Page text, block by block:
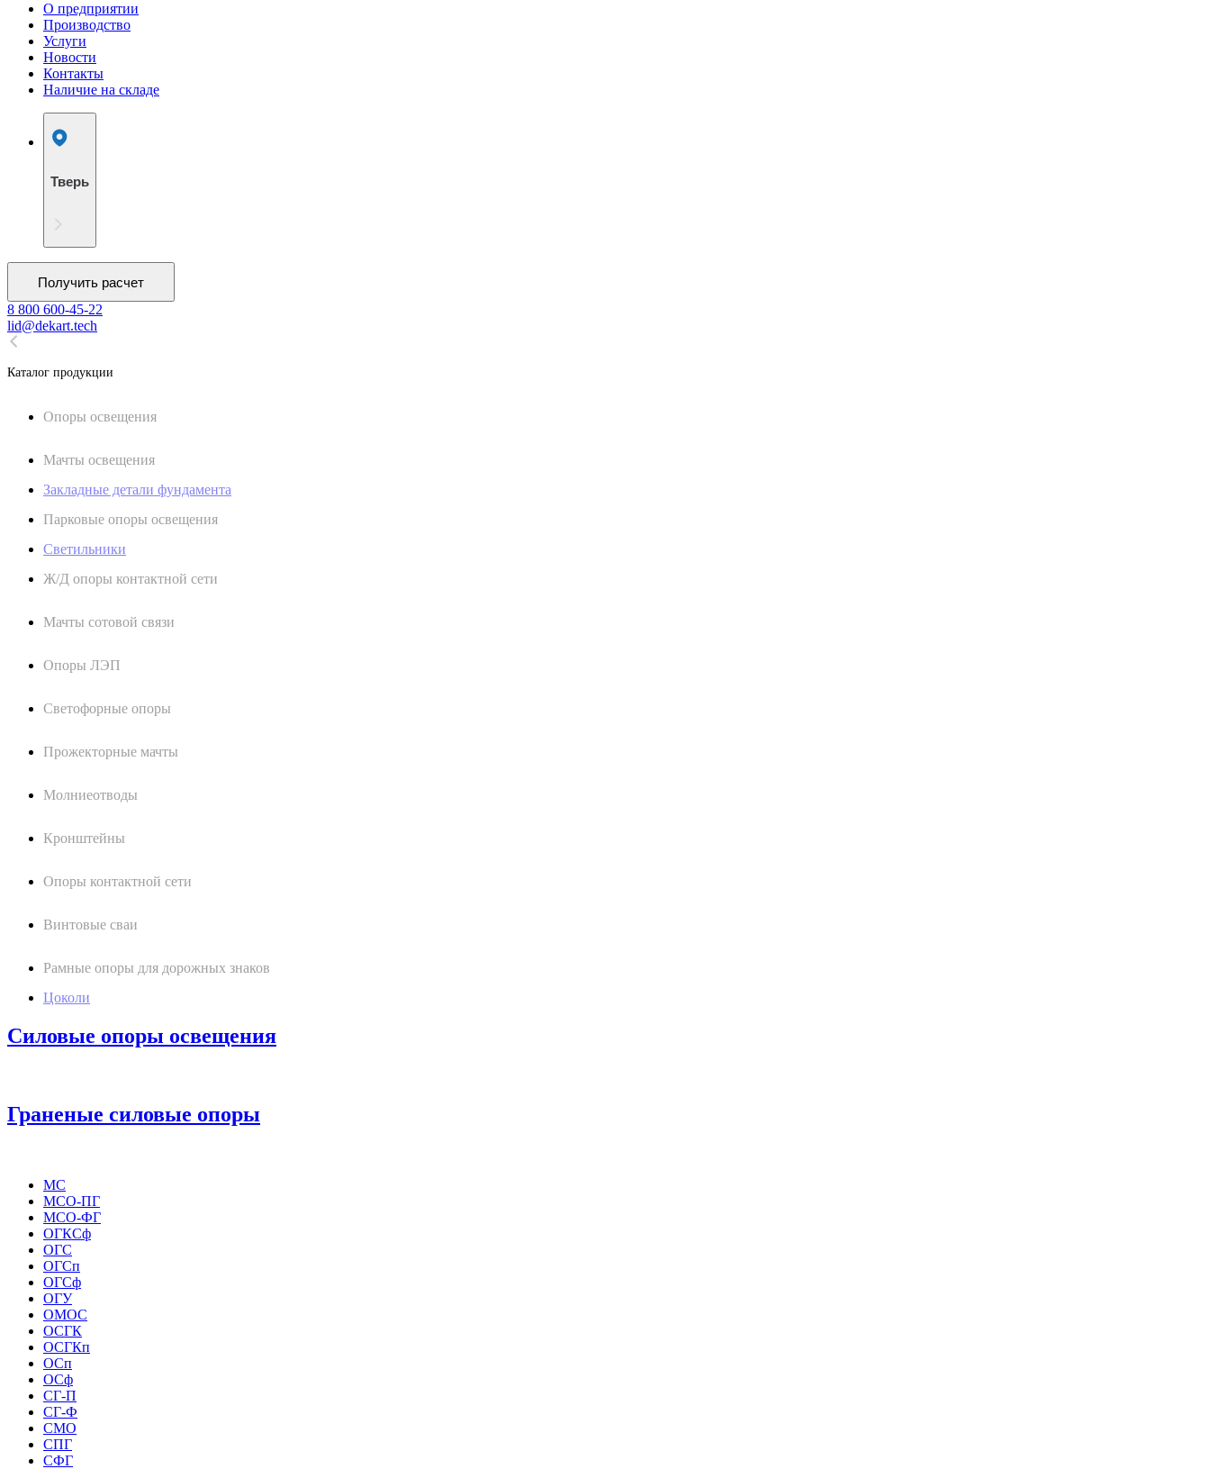
О предприятии
Производство
Услуги
Новости
Контакты
Наличие на складе
Тверь
Получить расчет
8 800 600-45-22
lid@dekart.tech
Каталог продукции
Oпоры oсвeщения
Мачты освещения
Закладные детали фундамента
Парковые опоры освещения
Светильники
Ж/Д опоры контактной сети
Мачты сотовой связи
Опоры ЛЭП
Светофорные опоры
Прожекторные мачты
Молниеотводы
Кронштейны
Опоры контактной сети
Винтовые сваи
Рамные опоры для дорожных знаков
Цоколи
Силовые опоры освещения
Граненые силовые опоры
МС
МСО-ПГ
МСО-ФГ
ОГКСф
ОГС
ОГСп
ОГСф
ОГУ
ОМОС
ОСГК
ОСГКп
ОСп
ОСф
СГ-П
СГ-Ф
СМО
СПГ
СФГ